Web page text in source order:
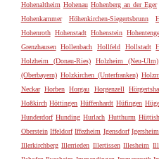
Hohenaltheim Hohenau Hohenberg an der Eger
Hohenkammer
Höhenkirchen-Siegertsbrunn
Hohenroth Hohenstadt Hohenstein
Grenzhausen
Hollenbach Hollfeld Hollstadt
Holzheim (Donau-Ries)
Holzheim (Neu-Ulm)
(Oberbayern) Holzkirchen (Unterfranken)
Neckar Horben Horgau Horgenzell
Hoßkirch Höttingen Hüffenhardt Hüfingen
Hunderdorf Hunding Hurlach Hutthurm
Oberstein Iffeldorf Iffezheim Igensdorf Igersheim
Illerkirchberg Illerrieden Illertissen Illesheim